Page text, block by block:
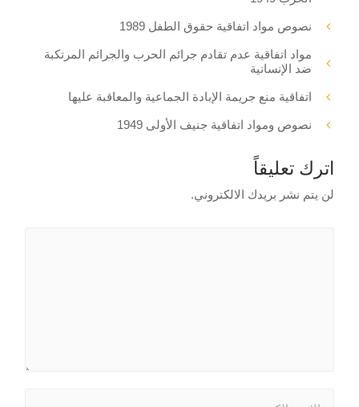
نصوص مواد اتفاقية حقوق الطفل 1989
مواد اتفاقية عدم تقادم جرائم الحرب والجرائم المرتكبة
ضد الإنسانية
اتفاقية منع جريمة الإبادة الجماعية والمعاقبة عليها
نصوص ومواد اتفاقية جنيف الأولى 1949
اترك تعليقاً
لن يتم نشر بريدك الالكتروني.